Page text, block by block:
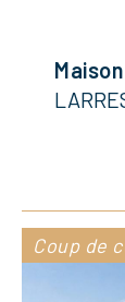
Coup de